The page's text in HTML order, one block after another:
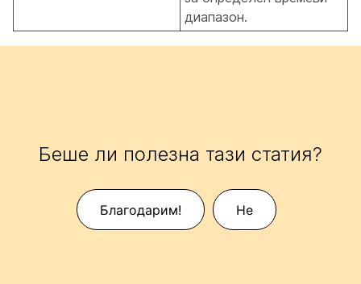
диапазон.
Беше ли полезна тази статия?
Благодарим! Не